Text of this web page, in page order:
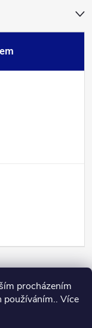
procházením
používáním.. Více